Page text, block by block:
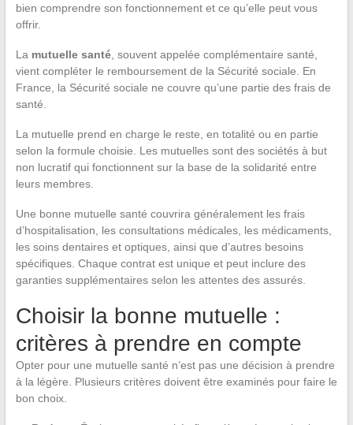
bien comprendre son fonctionnement et ce qu’elle peut vous
offrir.
La mutuelle santé, souvent appelée complémentaire santé,
vient compléter le remboursement de la Sécurité sociale. En
France, la Sécurité sociale ne couvre qu’une partie des frais de
santé.
La mutuelle prend en charge le reste, en totalité ou en partie
selon la formule choisie. Les mutuelles sont des sociétés à but
non lucratif qui fonctionnent sur la base de la solidarité entre
leurs membres.
Une bonne mutuelle santé couvrira généralement les frais
d’hospitalisation, les consultations médicales, les médicaments,
les soins dentaires et optiques, ainsi que d’autres besoins
spécifiques. Chaque contrat est unique et peut inclure des
garanties supplémentaires selon les attentes des assurés.
Choisir la bonne mutuelle :
critères à prendre en compte
Opter pour une mutuelle santé n’est pas une décision à prendre
à la légère. Plusieurs critères doivent être examinés pour faire le
bon choix.